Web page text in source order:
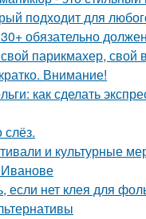
подходит для
обязательно
парикмахер, свой
Внимание!
как сделать
слёз.
и культурные
если нет клея для